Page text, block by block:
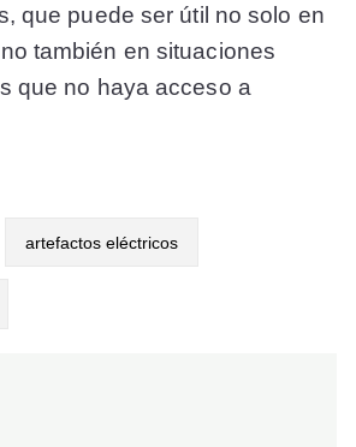
que puede ser útil no solo en
también en situaciones
que no haya acceso a
artefactos eléctricos